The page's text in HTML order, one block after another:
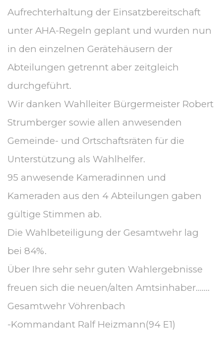
Aufrechterhaltung der Einsatzbereitschaft
unter AHA-Regeln geplant und wurden nun
in den einzelnen Gerätehäusern der
Abteilungen getrennt aber zeitgleich
durchgeführt.
Wir danken Wahlleiter Bürgermeister Robert
Strumberger sowie allen anwesenden
Gemeinde- und Ortschaftsräten für die
Unterstützung als Wahlhelfer.
95 anwesende Kameradinnen und
Kameraden aus den 4 Abteilungen gaben
gültige Stimmen ab.
Die Wahlbeteiligung der Gesamtwehr lag
bei 84%.
Über Ihre sehr sehr guten Wahlergebnisse
freuen sich die neuen/alten Amtsinhaber…….
Gesamtwehr Vöhrenbach
-Kommandant Ralf Heizmann(94 E1)